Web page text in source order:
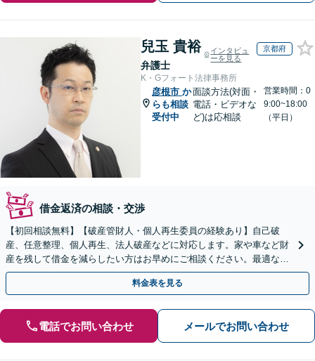
兒玉 貴裕
弁護士
インタビュ
ーを見る
京都府
K・Gフォート法律事務所
彦根市 か
らも相談
受付中
面談方法(対面・
電話・ビデオな
ど)は応相談
営業時間：0
9:00~18:00
（平日）
借金返済の相談・交渉
【初回相談無料】【破産管財人・個人再生委員の経験あり】自己破
産、任意整理、個人再生、法人破産などに対応します。家や車など財
産を残して借金を減らしたい方はお早めにご相談ください。最適な解
決手段をご提案します【関西エリア対応】
料金表を見る
電話でお問い合わせ メールでお問い合わせ